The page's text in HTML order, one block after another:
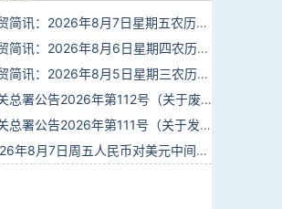
外贸简讯：2026年8月7日星期五农历六月廿五
外贸简讯：2026年8月6日星期四农历六月廿四
外贸简讯：2026年8月5日星期三农历六月廿三
海关总署公告2026年第112号（关于废止部分卫生检疫类规范性文件的公告）
海关总署公告2026年第111号（关于发布《进出境动植物检疫处理监督管理工作规定》《进出境卫生处理监督管理工作规定》的公告）
2026年8月7日周五人民币对美元中间价报6.7904调贬9个基点